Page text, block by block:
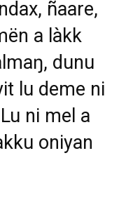
ñaare,
a làkk
dunu
lu deme ni
ni mel a
oniyan